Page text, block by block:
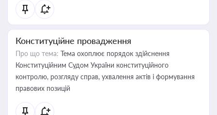
Конституційне провадження
Про що тема: Тема охоплює порядок здійснення
Конституційним Судом України конституційного
контролю, розгляду справ, ухвалення актів і формування
правових позицій